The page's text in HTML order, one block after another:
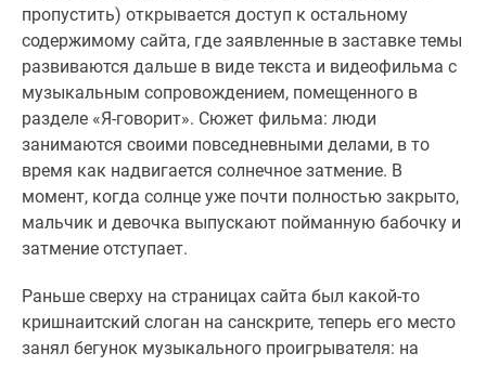
пропустить) открывается доступ к остальному
содержимому сайта, где заявленные в заставке темы
развиваются дальше в виде текста и видеофильма с
музыкальным сопровождением, помещенного в
разделе «Я-говорит». Сюжет фильма: люди
занимаются своими повседневными делами, в то
время как надвигается солнечное затмение. В
момент, когда солнце уже почти полностью закрыто,
мальчик и девочка выпускают пойманную бабочку и
затмение отступает.
Раньше сверху на страницах сайта был какой-то
кришнаитский слоган на санскрите, теперь его место
занял бегунок музыкального проигрывателя: на